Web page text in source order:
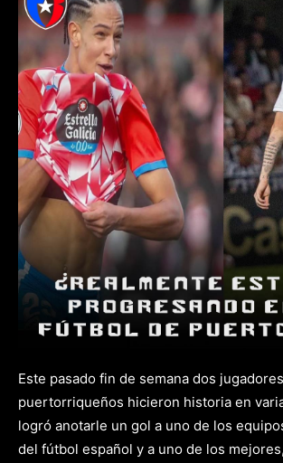
Este pasado fin de semana dos jugadores
puertorriqueños hicieron historia en
logró anotarle un gol a uno de los
del fútbol español y a uno de los